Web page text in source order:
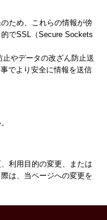
ため、これらの情報が傍
でSSL（Secure Sockets
やデータの改ざん防止送
でより安全に情報を送信
利用目的の変更、または
は、当ページへの変更を